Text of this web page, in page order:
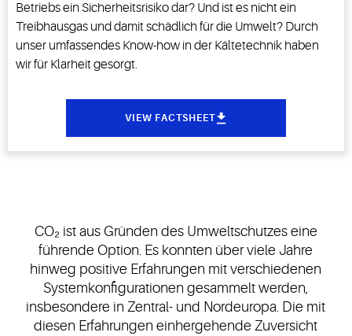
Betriebs ein Sicherheitsrisiko dar? Und ist es nicht ein
Treibhausgas und damit schädlich für die Umwelt? Durch
unser umfassendes Know-how in der Kältetechnik haben
wir für Klarheit gesorgt.
VIEW FACTSHEET
CO₂ ist aus Gründen des Umweltschutzes eine
führende Option. Es konnten über viele Jahre
hinweg positive Erfahrungen mit verschiedenen
Systemkonfigurationen gesammelt werden,
insbesondere in Zentral- und Nordeuropa. Die mit
diesen Erfahrungen einhergehende Zuversicht